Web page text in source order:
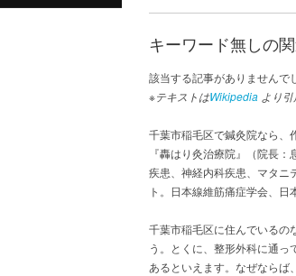
キーワード無しの
該当する記事がありませんで
※テキストはWikipedia より引
千葉市稲毛区で鍼灸院なら、
『轟はり灸治療院』（院長
疾患、神経内科疾患、マタニ
ト。日本線維筋痛症学会、日
千葉市稲毛区に住んでいるの
う。とくに、整形外科に通
あるといえます。なぜならば